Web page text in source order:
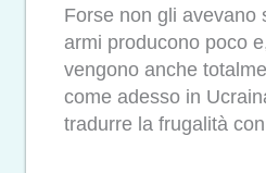
Forse non gli avevano
armi producono poco
vengono anche
come adesso in
tradurre la frugalità con